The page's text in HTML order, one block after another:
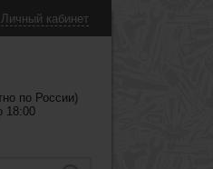
Личный кабинет
по России)
18:00